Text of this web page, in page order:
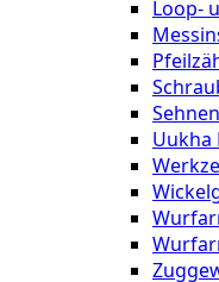
Loop-
Uukha